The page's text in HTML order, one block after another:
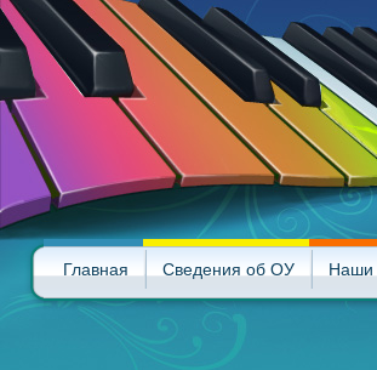
Главная Сведения об ОУ Наши